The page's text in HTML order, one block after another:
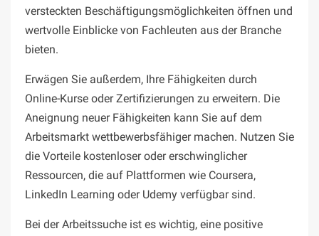
versteckten Beschäftigungsmöglichkeiten öffnen und
wertvolle Einblicke von Fachleuten aus der Branche
bieten.
Erwägen Sie außerdem, Ihre Fähigkeiten durch
Online-Kurse oder Zertifizierungen zu erweitern. Die
Aneignung neuer Fähigkeiten kann Sie auf dem
Arbeitsmarkt wettbewerbsfähiger machen. Nutzen Sie
die Vorteile kostenloser oder erschwinglicher
Ressourcen, die auf Plattformen wie Coursera,
LinkedIn Learning oder Udemy verfügbar sind.
Bei der Arbeitssuche ist es wichtig, eine positive